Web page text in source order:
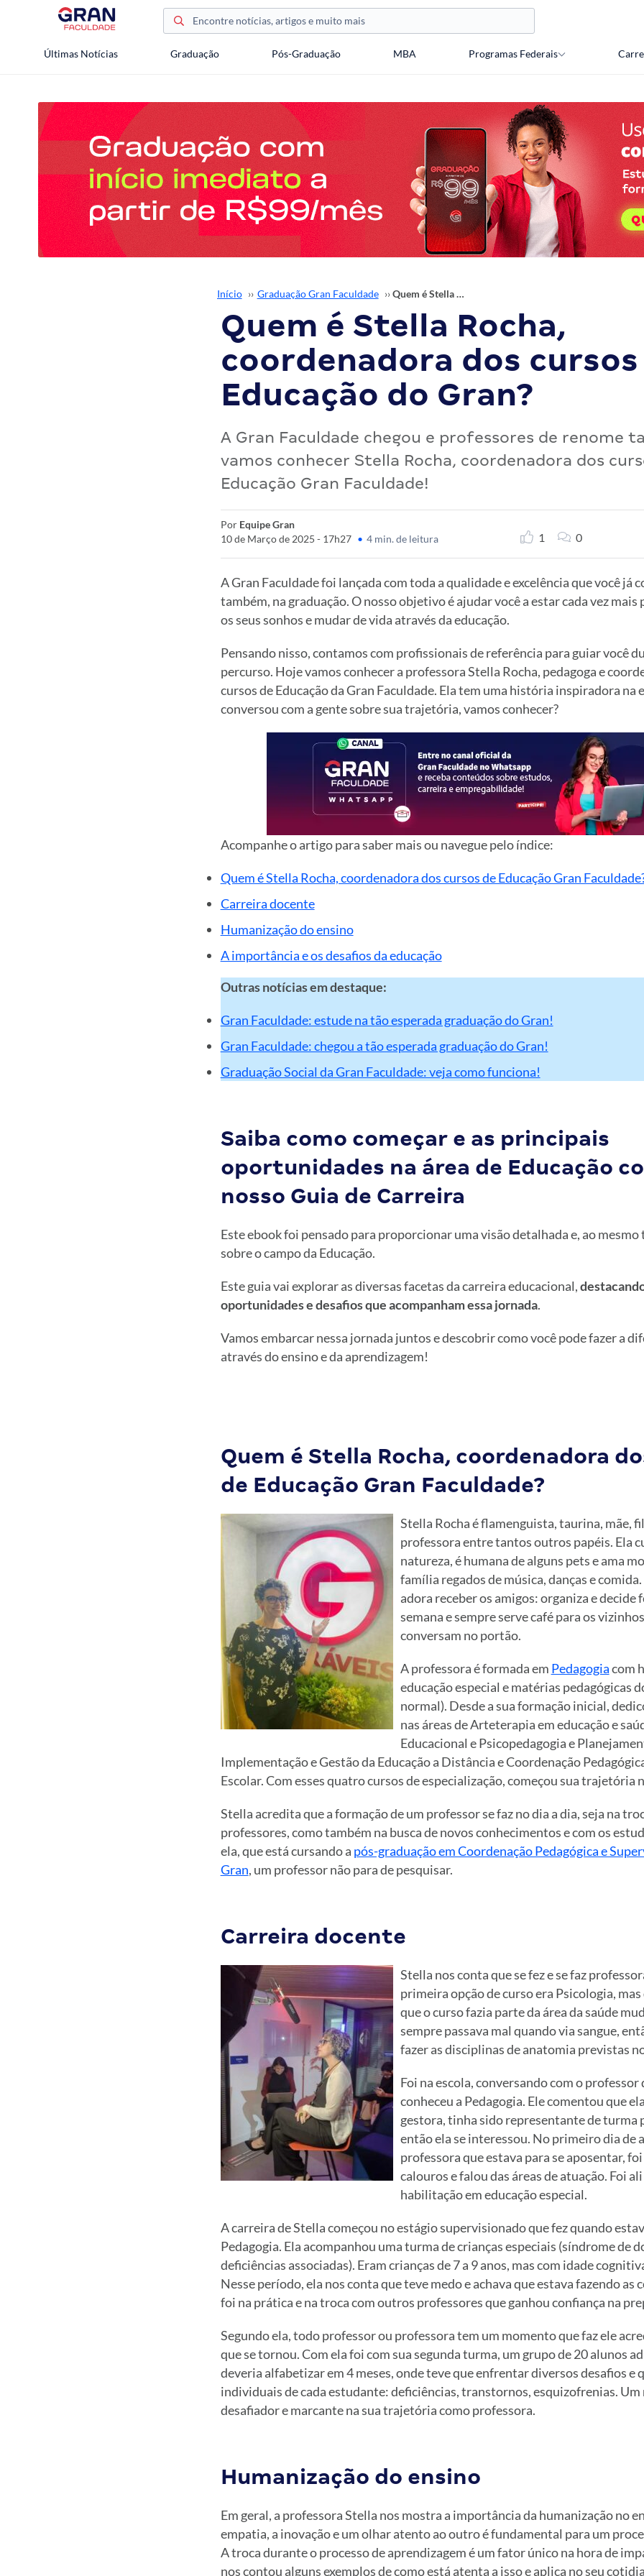
Últimas Notícias Graduação Pós-Graduação MBA Programas Federais
Início ›› Graduação Gran Faculdade ›› Quem é Stella Rocha, coordenadora dos cursos de Educação do Gran?
Quem é Stella Rocha,
coordenadora dos cursos
Educação do Gran?
A Gran Faculdade chegou e professores de renome
vamos conhecer Stella Rocha, coordenadora dos
Educação Gran Faculdade!
Por Equipe Gran
10 de Março de 2025 - 17h27 • 4 min. de leitura 1 0
A Gran Faculdade foi lançada com toda a qualidade e excelência que você já
também, na graduação. O nosso objetivo é ajudar você a estar cada vez
os seus sonhos e mudar de vida através da educação.
Pensando nisso, contamos com profissionais de referência para guiar você
percurso. Hoje vamos conhecer a professora Stella Rocha, pedagoga e
cursos de Educação da Gran Faculdade. Ela tem uma história inspiradora na
conversou com a gente sobre sua trajetória, vamos conhecer?
Acompanhe o artigo para saber mais ou navegue pelo índice:
Quem é Stella Rocha, coordenadora dos cursos de Educação Gran
Carreira docente
Humanização do ensino
A importância e os desafios da educação
Outras notícias em destaque:
Gran Faculdade: estude na tão esperada graduação do Gran!
Gran Faculdade: chegou a tão esperada graduação do Gran!
Graduação Social da Gran Faculdade: veja como funciona!
Saiba como começar e as principais
oportunidades na área de Educação
nosso Guia de Carreira
Este ebook foi pensado para proporcionar uma visão detalhada e, ao mesmo
sobre o campo da Educação.
Este guia vai explorar as diversas facetas da carreira educacional,
oportunidades e desafios que acompanham essa jornada.
Vamos embarcar nessa jornada juntos e descobrir como você pode fazer a
através do ensino e da aprendizagem!
Quem é Stella Rocha, coordenadora
de Educação Gran Faculdade?
Stella Rocha é flamenguista, taurina, mãe,
professora entre tantos outros papéis. Ela
natureza, é humana de alguns pets e ama
família regados de música, danças e
adora receber os amigos: organiza e decide
semana e sempre serve café para os
conversam no portão.
A professora é formada em Pedagogiacom
educação especial e matérias pedagógicas
normal). Desde a sua formação inicial,
nas áreas de Arteterapia em educação e
Educacional e Psicopedagogia e
Implementação e Gestão da Educação a Distância e Coordenação
Escolar. Com esses quatro cursos de especialização, começou sua trajetória
Stella acredita que a formação de um professor se faz no dia a dia, seja na
professores, como também na busca de novos conhecimentos e com os
ela, que está cursando a pós-graduação em Coordenação Pedagógica e
Gran, um professor não para de pesquisar.
Carreira docente
Stella nos conta que se fez e se faz
primeira opção de curso era Psicologia,
que o curso fazia parte da área da saúde
sempre passava mal quando via sangue,
fazer as disciplinas de anatomia previstas
Foi na escola, conversando com o professor
conheceu a Pedagogia. Ele comentou que
gestora, tinha sido representante de turma
então ela se interessou. No primeiro dia de
professora que estava para se aposentar,
calouros e falou das áreas de atuação. Foi
habilitação em educação especial.
A carreira de Stella começou no estágio supervisionado que fez quando
Pedagogia. Ela acompanhou uma turma de crianças especiais (síndrome de
deficiências associadas). Eram crianças de 7 a 9 anos, mas com idade
Nesse período, ela nos conta que teve medo e achava que estava fazendo as
foi na prática e na troca com outros professores que ganhou confiança na
Segundo ela, todo professor ou professora tem um momento que faz ele
que se tornou. Com ela foi com sua segunda turma, um grupo de 20 alunos
deveria alfabetizar em 4 meses, onde teve que enfrentar diversos desafios e
individuais de cada estudante: deficiências, transtornos, esquizofrenias.
desafiador e marcante na sua trajetória como professora.
Humanização do ensino
Em geral, a professora Stella nos mostra a importância da humanização no
empatia, a inovação e um olhar atento ao outro é fundamental para um
A troca durante o processo de aprendizagem é um fator único na hora de
nos contou alguns exemplos de como está atenta a isso e aplica no seu